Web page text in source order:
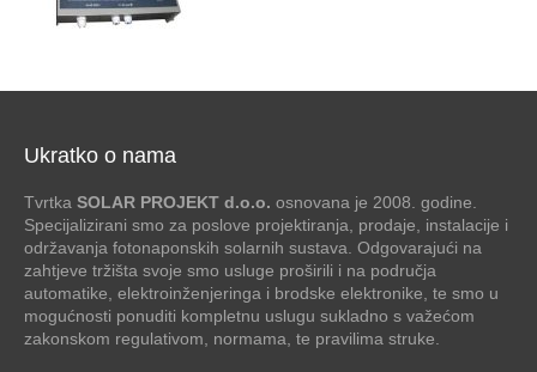
Ukratko o nama
Tvrtka SOLAR PROJEKT d.o.o. osnovana je 2008. godine.
Specijalizirani smo za poslove projektiranja, prodaje, instalacije i
održavanja fotonaponskih solarnih sustava. Odgovarajući na
zahtjeve tržišta svoje smo usluge proširili i na područja
automatike, elektroinženjeringa i brodske elektronike, te smo u
mogućnosti ponuditi kompletnu uslugu sukladno s važećom
zakonskom regulativom, normama, te pravilima struke.